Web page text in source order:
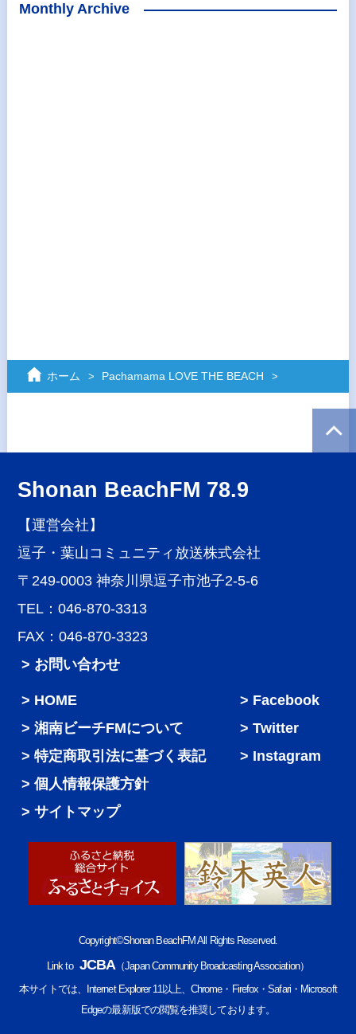
Monthly Archive
ホーム Pachamama LOVE THE BEACH
Shonan BeachFM 78.9
【運営会社】
逗子・葉山コミュニティ放送株式会社
〒249-0003 神奈川県逗子市池子2-5-6
TEL：046-870-3313
FAX：046-870-3323
> お問い合わせ
HOME
湘南ビーチFMについて
特定商取引法に基づく表記
個人情報保護方針
サイトマップ
Facebook
Twitter
Instagram
Copyright©Shonan BeachFM All Rights Reserved.
Link to JCBA（Japan Community Broadcasting Association）
本サイトでは、Internet Explorer 11以上、Chrome・Firefox・Safari・Microsoft
Edgeの最新版での閲覧を推奨しております。